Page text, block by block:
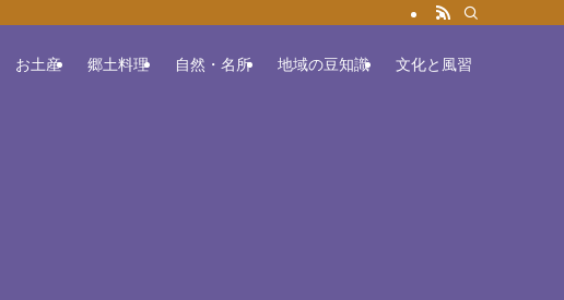
お土産 郷土料理 自然・名所 地域の豆知識 文化と風習